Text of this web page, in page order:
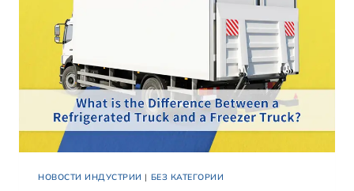
НОВОСТИ ИНДУСТРИИ | БЕЗ КАТЕГОРИИ